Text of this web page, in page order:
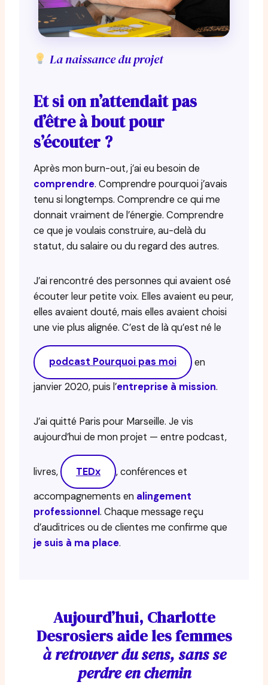
La naissance du projet
Et si on n’attendait pas
d’être à bout pour
s’écouter ?
Après mon burn-out, j’ai eu besoin de
comprendre. Comprendre pourquoi j’avais
tenu si longtemps. Comprendre ce qui me
donnait vraiment de l’énergie. Comprendre
ce que je voulais construire, au-delà du
statut, du salaire ou du regard des autres.
J’ai rencontré des personnes qui avaient osé
écouter leur petite voix. Elles avaient eu peur,
elles avaient douté, mais elles avaient choisi
une vie plus alignée. C’est de là qu’est né le
podcast Pourquoi pas moi
en
janvier 2020, puis l’entreprise à mission.
J’ai quitté Paris pour Marseille. Je vis
aujourd’hui de mon projet — entre podcast,
livres, TEDx
, conférences et
accompagnements en alingement
professionnel. Chaque message reçu
d’auditrices ou de clientes me confirme que
je suis à ma place.
Aujourd’hui, Charlotte
Desrosiers aide les femmes
à retrouver du sens, sans se
perdre en chemin